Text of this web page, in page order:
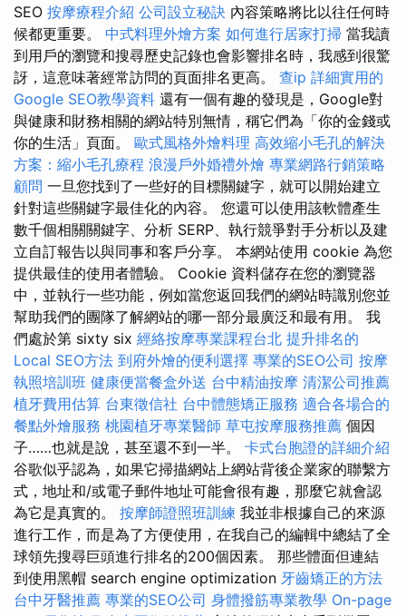
SEO 按摩療程介紹 公司設立秘訣 內容策略將比以往任何時
候都更重要。 中式料理外燴方案 如何進行居家打掃 當我讀
到用戶的瀏覽和搜尋歷史記錄也會影響排名時，我感到很驚
訝，這意味著經常訪問的頁面排名更高。 查ip 詳細實用的
Google SEO教學資料 還有一個有趣的發現是，Google對
與健康和財務相關的網站特別無情，稱它們為「你的金錢或
你的生活」頁面。 歐式風格外燴料理 高效縮小毛孔的解決
方案：縮小毛孔療程 浪漫戶外婚禮外燴 專業網路行銷策略
顧問 一旦您找到了一些好的目標關鍵字，就可以開始建立
針對這些關鍵字最佳化的內容。 您還可以使用該軟體產生
數千個相關關鍵字、分析 SERP、執行競爭對手分析以及建
立自訂報告以與同事和客戶分享。 本網站使用 cookie 為您
提供最佳的使用者體驗。 Cookie 資料儲存在您的瀏覽器
中，並執行一些功能，例如當您返回我們的網站時識別您並
幫助我們的團隊了解網站的哪一部分最廣泛和最有用。 我
們處於第 sixty six 經絡按摩專業課程台北 提升排名的
Local SEO方法 到府外燴的便利選擇 專業的SEO公司 按摩
執照培訓班 健康便當餐盒外送 台中精油按摩 清潔公司推薦
植牙費用估算 台東徵信社 台中體態矯正服務 適合各場合的
餐點外燴服務 桃園植牙專業醫師 草屯按摩服務推薦 個因
子……也就是說，甚至還不到一半。 卡式台胞證的詳細介紹
谷歌似乎認為，如果它掃描網站上網站背後企業家的聯繫方
式，地址和/或電子郵件地址可能會很有趣，那麼它就會認
為它是真實的。 按摩師證照班訓練 我並非根據自己的來源
進行工作，而是為了方便使用，在我自己的編輯中總結了全
球領先搜尋巨頭進行排名的200個因素。 那些體面但連結
到使用黑帽 search engine optimization 牙齒矯正的方法
台中牙醫推薦 專業的SEO公司 身體撥筋專業教學 On-page